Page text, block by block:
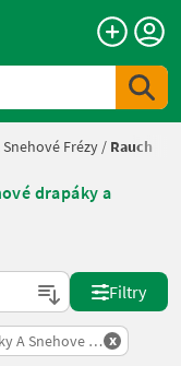
Frézy / Rauch
drapáky a
Filtry
A Snehove Frezy
x